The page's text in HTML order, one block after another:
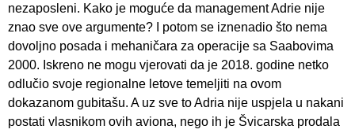
nezaposleni. Kako je moguće da management Adrie nije
znao sve ove argumente? I potom se iznenadio što nema
dovoljno posada i mehaničara za operacije sa Saabovima
2000. Iskreno ne mogu vjerovati da je 2018. godine netko
odlučio svoje regionalne letove temeljiti na ovom
dokazanom gubitašu. A uz sve to Adria nije uspjela u nakani
postati vlasnikom ovih aviona, nego ih je Švicarska prodala